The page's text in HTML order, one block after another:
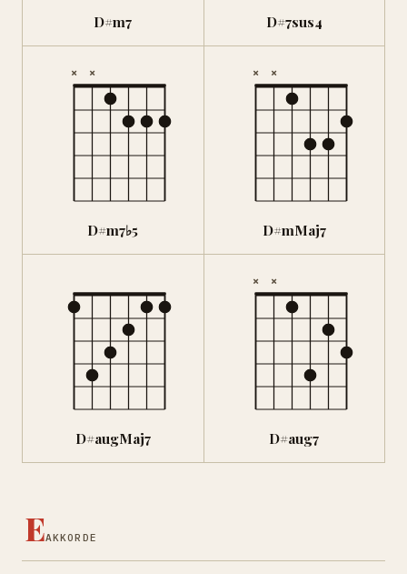
D#m7 D#7sus4
× ×
D#m7♭5
× ×
D#mMaj7
D#augMaj7
× ×
D#aug7
EAKKORDE